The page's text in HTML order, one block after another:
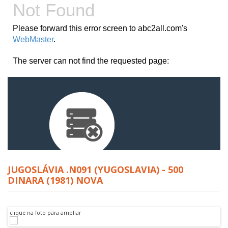
JUGOSLÁVIA .N091 (YUGOSLAVIA) - 500
DINARA (1981) NOVA
clique na foto para ampliar